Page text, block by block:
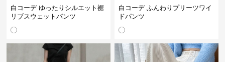
白コーデ ゆったりシルエット裾
リブスウェットパンツ
白コーデ ふんわりプリーツワイ
ドパンツ